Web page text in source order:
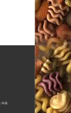
на